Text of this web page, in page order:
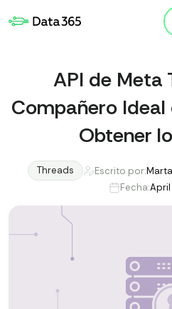
API de Meta
Compañero
Obtener
Threads Escrito por:
Fecha:April